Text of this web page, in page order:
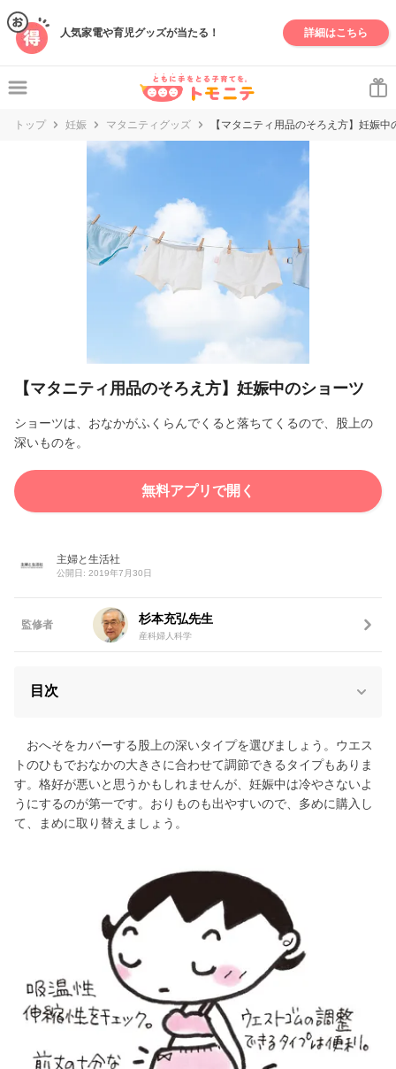
人気家電や育児グッズが当たる！ 詳細はこちら
トップ 妊娠 マタニティグッズ 【マタニティ用品のそろえ方】妊娠中
【マタニティ用品のそろえ方】妊娠中のショーツ
ショーツは、おなかがふくらんでくると落ちてくるので、股上の
深いものを。
無料アプリで開く
主婦と生活社
公開日: 2019年7月30日
監修者 杉本充弘先生
産科婦人科学
目次
おへそをカバーする股上の深いタイプを選びましょう。ウエス
トのひもでおなかの大きさに合わせて調節できるタイプもありま
す。格好が悪いと思うかもしれませんが、妊娠中は冷やさないよ
うにするのが第一です。おりものも出やすいので、多めに購入し
て、まめに取り替えましょう。